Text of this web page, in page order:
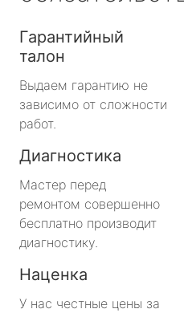
Гарантийный
талон
Выдаем гарантию не
зависимо от сложности
работ.
Диагностика
Мастер перед
ремонтом совершенно
бесплатно производит
диагностику.
Наценка
У нас честные цены за